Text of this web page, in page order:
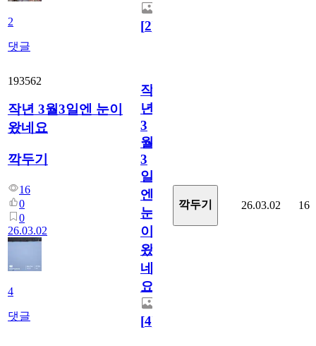
2
댓글
[2]
193562
작년 3월3일엔 눈이
왔네요
깍두기
16
0
0
26.03.02
4
댓글
작
년
3
월
3
일
엔
눈
이
왔
네
요
[4]
깍두기 26.03.02 16